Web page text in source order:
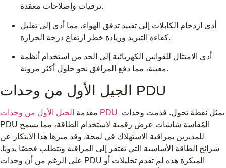
ترقيات وإصلاحات معقدة.
أدى ازدحام الكابلات إلى تقييد تدفق الهواء، مما أدى إلى تقليل
كفاءة التبريد وزيادة خطر ارتفاع درجة الحرارة.
أدى الامتثال للقوانين الكهربائية إلى الحد من استخدام أنظمة
معينة، مما دفع المرافق نحو حلول أكثر مرونة.
الجيل الأول من وحدات PDU
مقدمة الجيل الأول من وحدات PDU
PDU المُقاسة شاشات عرض رقمية لاستخدام الطاقة، مما يسمح
للمديرين بمراقبة الاستهلاك في لمحة. وقد ميزها هذا الابتكار عن
شرائح الطاقة الأساسية التي تفتقر إلى المراقبة وتتطلب فحصًا يدويًا.
على الرغم من أن وحدات PDU المبكرة هذه لم تقدم تحليلات أو